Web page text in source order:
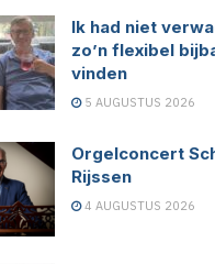
Ik had niet
zo’n flexibel
vinden
5 AUGUSTUS 2026
Orgelconcert
Rijssen
4 AUGUSTUS 2026